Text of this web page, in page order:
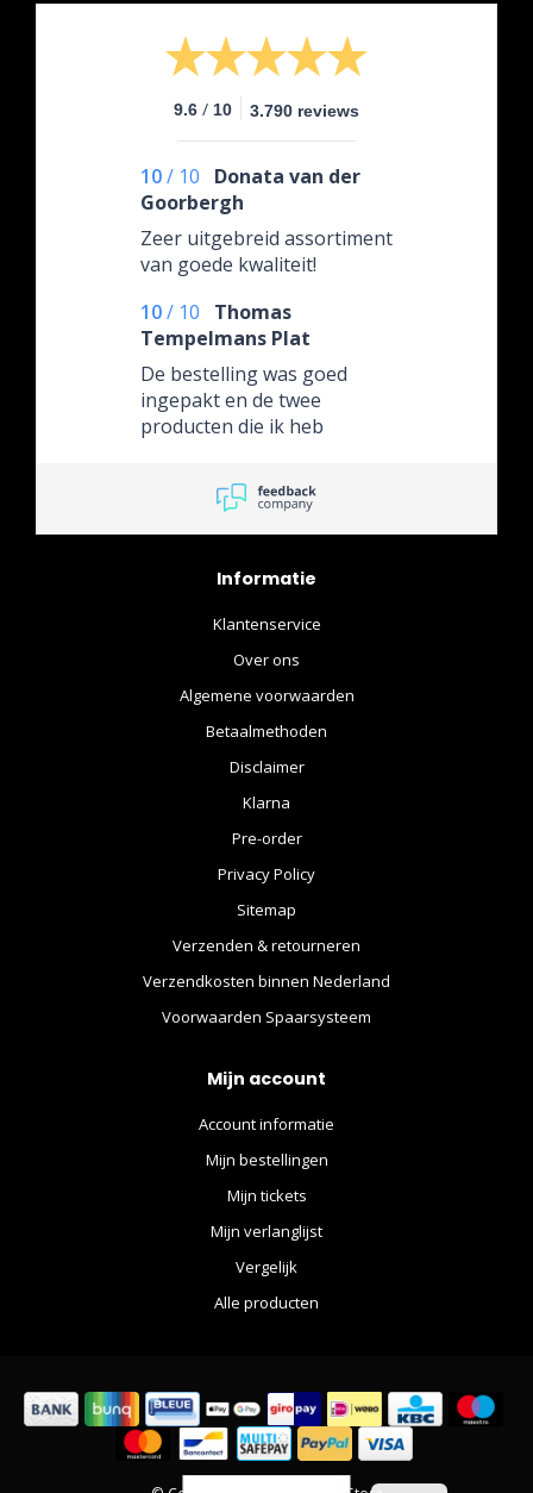
9.6 / 10 3.790 reviews
10/ 10
Donata van der
Goorbergh
Zeer uitgebreid assortiment
van goede kwaliteit!
10/ 10
Thomas
Tempelmans Plat
De bestelling was goed
ingepakt en de twee
producten die ik heb
goeie kwaliteit. Het aanbod
op de site is zo groot dat ik
zeker nog iets ga halen.
Informatie
Klantenservice
Over ons
Algemene voorwaarden
Betaalmethoden
Disclaimer
Klarna
Pre-order
Privacy Policy
Sitemap
Verzenden & retourneren
Verzendkosten binnen Nederland
Voorwaarden Spaarsysteem
Mijn account
Account informatie
Mijn bestellingen
Mijn tickets
Mijn verlanglijst
Vergelijk
Alle producten